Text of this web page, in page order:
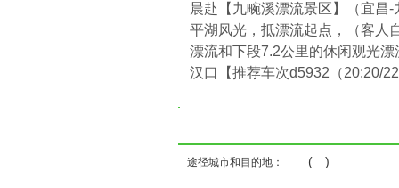
晨赴【九畹溪漂流景区】（宜昌
平湖风光，抵漂流起点，（客人
漂流和下段7.2公里的休闲观光
汉口【推荐车次d5932（20:20/
途径城市和目的地： ( )